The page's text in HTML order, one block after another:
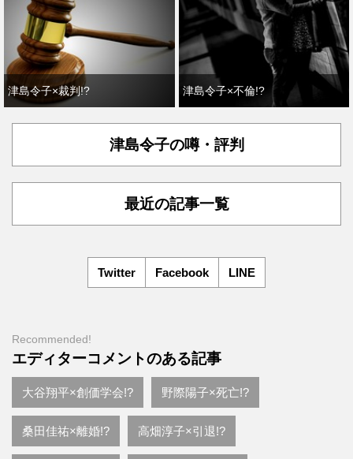
津島令子×裁判!? 津島令子×不倫!?
津島令子の噂・評判
最近の記事一覧
Twitter Facebook LINE
Recommended!
エディターコメントのある記事
大谷翔平×創価学会!? 野際陽子×死亡!?
桑田佳祐×離婚!? 高畑淳子×引退!?